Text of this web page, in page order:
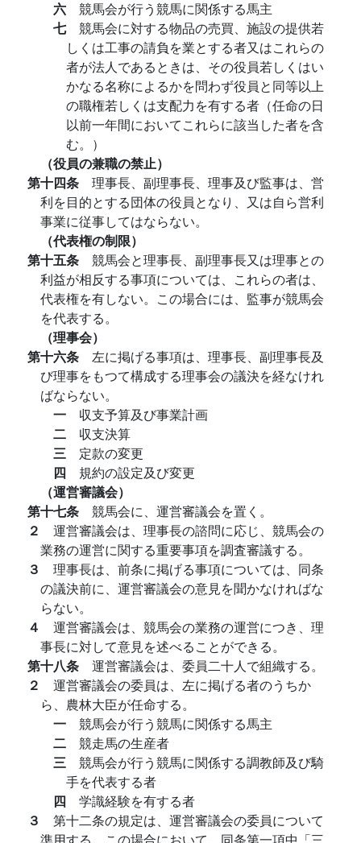
六 競馬会が行う競馬に関係する馬主
七 競馬会に対する物品の売買、施設の提供若
しくは工事の請負を業とする者又はこれらの
者が法人であるときは、その役員若しくはい
かなる名称によるかを問わず役員と同等以上
の職権若しくは支配力を有する者（任命の日
以前一年間においてこれらに該当した者を含
む。）
（役員の兼職の禁止）
第十四条 理事長、副理事長、理事及び監事は、営
利を目的とする団体の役員となり、又は自ら営利
事業に従事してはならない。
（代表権の制限）
第十五条 競馬会と理事長、副理事長又は理事との
利益が相反する事項については、これらの者は、
代表権を有しない。この場合には、監事が競馬会
を代表する。
（理事会）
第十六条 左に掲げる事項は、理事長、副理事長及
び理事をもつて構成する理事会の議決を経なけれ
ばならない。
一 収支予算及び事業計画
二 収支決算
三 定款の変更
四 規約の設定及び変更
（運営審議会）
第十七条 競馬会に、運営審議会を置く。
２ 運営審議会は、理事長の諮問に応じ、競馬会の
業務の運営に関する重要事項を調査審議する。
３ 理事長は、前条に掲げる事項については、同条
の議決前に、運営審議会の意見を聞かなければな
らない。
４ 運営審議会は、競馬会の業務の運営につき、理
事長に対して意見を述べることができる。
第十八条 運営審議会は、委員二十人で組織する。
２ 運営審議会の委員は、左に掲げる者のうちか
ら、農林大臣が任命する。
一 競馬会が行う競馬に関係する馬主
二 競走馬の生産者
三 競馬会が行う競馬に関係する調教師及び騎
手を代表する者
四 学識経験を有する者
３ 第十二条の規定は、運営審議会の委員について